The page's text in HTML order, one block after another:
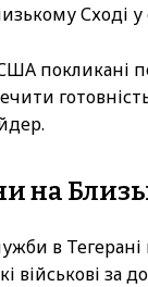
Сході
на
в
військові